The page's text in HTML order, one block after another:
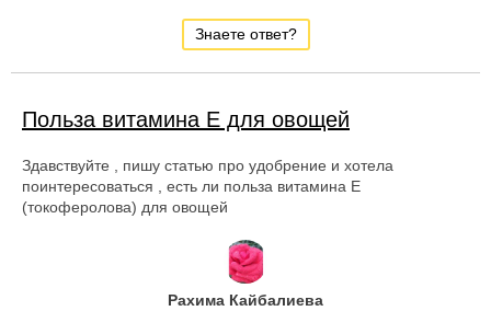
Знаете ответ?
Польза витамина Е для овощей
Здавствуйте , пишу статью про удобрение и хотела
поинтересоваться , есть ли польза витамина Е
(токоферолова) для овощей
Рахима Кайбалиева